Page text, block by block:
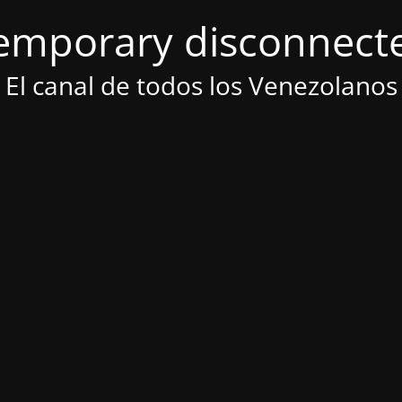
El canal de todos los Venezolanos